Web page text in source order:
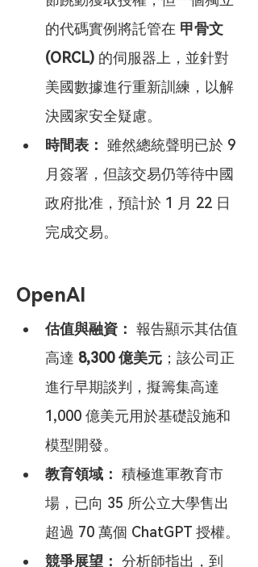
的代碼實例將託管在 甲骨文
(ORCL) 的伺服器上，並針對
美國數據進行重新訓練，以解
決國家安全疑慮。
時間表： 雖然總統聲明已於 9
月簽署，但該交易仍等待中國
政府批准，預計於 1 月 22 日
完成交易。
OpenAI
估值與融資： 報告顯示其估值
高達 8,300 億美元 ；該公司正
進行早期談判，擬籌集高達
1,000 億美元用於基礎設施和
模型開發。
教育領域： 積極進軍教育市
場，已向 35 所公立大學售出
超過 70 萬個 ChatGPT 授權。
競爭展望： 分析師指出，到